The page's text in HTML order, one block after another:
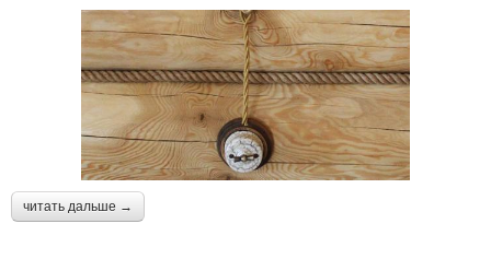
читать дальше →